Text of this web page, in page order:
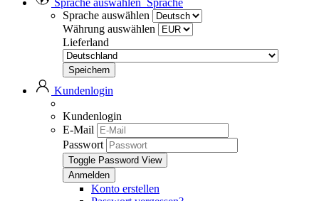
Sprache auswählen Sprache
Sprache auswählen
Währung auswählen
Lieferland
Kundenlogin
Kundenlogin
E-Mail
Passwort
Toggle Password View
Konto erstellen